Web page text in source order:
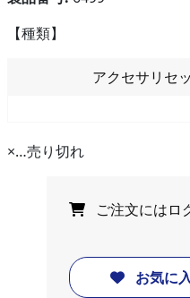
【種類】
アクセサリセ
×…売り切れ
ご注文にはロ
お気に